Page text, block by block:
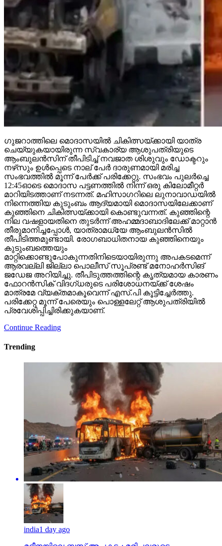
ഗുജറാത്തിലെ മൊദാസയില്‍ ചികിത്സയ്ക്കായി യാത്ര
ചെയ്യുകയായിരുന്ന സ്വകാര്യ ആശുപത്രിയുടെ
ആംബുലന്‍സിന് തീപിടിച്ച് നവജാത ശിശുവും ഡോക്ടറും
നഴ്‌സും ഉള്‍പ്പെടെ നാല് പേര്‍ ദാരുണമായി മരിച്ച
സംഭവത്തില്‍ മൂന്ന് പേര്‍ക്ക് പരിക്കേറ്റു. സംഭവം പുലര്‍ച്ചെ
12:45ഓടെ മൊദാസ പട്ടണത്തില്‍ നിന്ന് ഒരു കിലോമീറ്റര്‍
മാറിയിടത്താണ് നടന്നത്. മഹിസാഗറിലെ ലുനാവാഡയില്‍
നിന്നെത്തിയ കുടുംബം ആദ്യമായി മൊദാസയിലേക്കാണ്
കുഞ്ഞിനെ ചികിത്സയ്ക്കായി കൊണ്ടുവന്നത്. കുഞ്ഞിന്റെ
നില വഷളായതിനെ തുടര്‍ന്ന് അഹമ്മദാബാദിലേക്ക് മാറ്റാന്‍
തീരുമാനിച്ചപ്പോള്‍, യാത്രാമധ്യേ ആംബുലന്‍സില്‍
തീപിടിത്തമുണ്ടായി. രോഗബാധിതനായ കുഞ്ഞിനെയും
കുടുംബത്തെയും
മാറ്റിക്കൊണ്ടുപോകുന്നതിനിടെയായിരുന്നു അപകടമെന്ന്
ആരവല്ലി ജില്ലാ പൊലീസ് സൂപ്രണ്ട് മനോഹര്‍സിങ്
ജഡേജ അറിയിച്ചു. തീപിടുത്തത്തിന്റെ കൃത്യമായ കാരണം
ഫോറന്‍സിക് വിദഗ്ധരുടെ പരിശോധനയ്ക്ക് ശേഷം
മാത്രമേ വ്യക്തമാകൂവെന്ന് എസ്.പി കൂട്ടിച്ചേര്‍ത്തു.
പരിക്കേറ്റ മൂന്ന് പേരെയും പൊള്ളലേറ്റ് ആശുപത്രിയില്‍
പ്രവേശിപ്പിച്ചിരിക്കുകയാണ്.
Continue Reading
Trending
india1 day ago